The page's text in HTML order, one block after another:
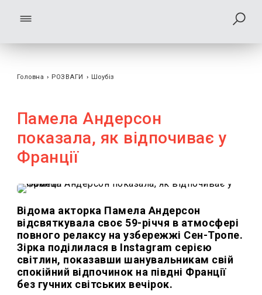
Головна › РОЗВАГИ › Шоубiз
Памела Андерсон
показала, як відпочиває у
Франції
Відома акторка Памела Андерсон
відсвяткувала своє 59-річчя в атмосфері
повного релаксу на узбережжі Сен-Тропе.
Зірка поділилася в Instagram серією
світлин, показавши шанувальникам свій
спокійний відпочинок на півдні Франції
без гучних світських вечірок.